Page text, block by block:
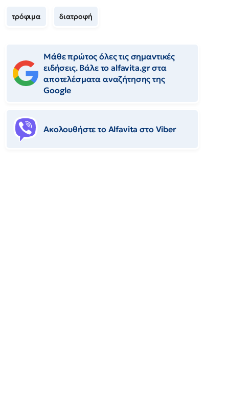
τρόφιμα διατροφή
Μάθε πρώτος όλες τις σημαντικές
ειδήσεις. Βάλε το alfavita.gr στα
αποτελέσματα αναζήτησης της
Google
Ακολουθήστε το Αlfavita στο Viber